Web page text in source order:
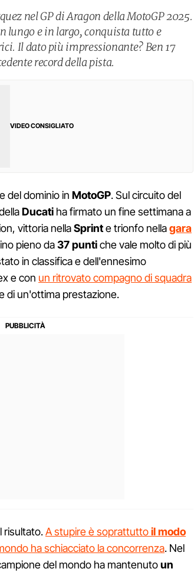
nel GP di Aragon della MotoGP 2025.
lungo e in largo, conquista tutto e
Il dato più impressionante? Ben 17
record della pista.
VIDEO CONSIGLIATO
del dominio in MotoGP. Sul circuito del
Ducati ha firmato un fine settimana a
vittoria nellaSprinte trionfo nellagara
pieno da37 puntiche vale molto di più
in classifica e dell'ennesimo
e con un ritrovato compagno di squadra
di un'ottima prestazione.
risultato.A stupire è soprattuttoil modo
ha schiacciato la concorrenza. Nel
del mondo ha mantenutoun